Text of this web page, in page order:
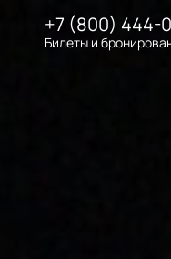
+7 (800) 444-
Билеты и